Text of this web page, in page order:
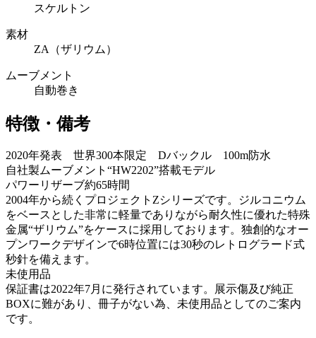
スケルトン
素材
ZA（ザリウム）
ムーブメント
自動巻き
特徴・備考
2020年発表 世界300本限定 Dバックル 100m防水
自社製ムーブメント“HW2202”搭載モデル
パワーリザーブ約65時間
2004年から続くプロジェクトZシリーズです。ジルコニウム
をベースとした非常に軽量でありながら耐久性に優れた特殊
金属“ザリウム”をケースに採用しております。独創的なオー
プンワークデザインで6時位置には30秒のレトログラード式
秒針を備えます。
未使用品
保証書は2022年7月に発行されています。展示傷及び純正
BOXに難があり、冊子がない為、未使用品としてのご案内
です。